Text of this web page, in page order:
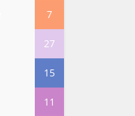
7
27
15
11